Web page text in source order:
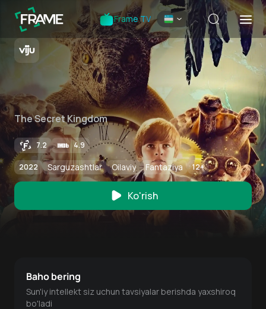
Frame TV
The Secret Kingdom
7.2 4.9
2022 Sarguzashtlar Oilaviy Fantaziya 12+
Ko'rish
Baho bering
Sun'iy intellekt siz uchun tavsiyalar berishda yaxshiroq
bo'ladi